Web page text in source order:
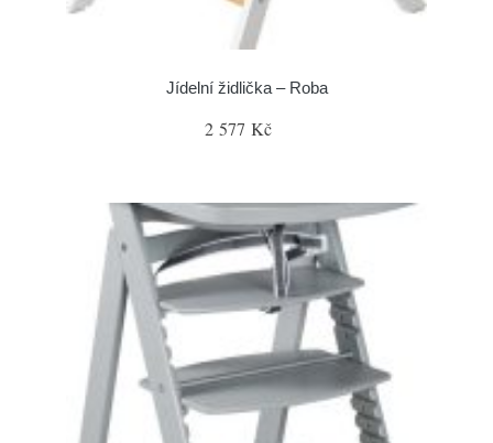
Jídelní židlička – Roba
2 577 Kč